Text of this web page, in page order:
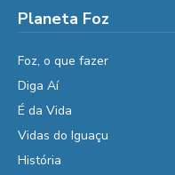
Planeta Foz
Foz, o que fazer
Diga Aí
É da Vida
Vidas do Iguaçu
História